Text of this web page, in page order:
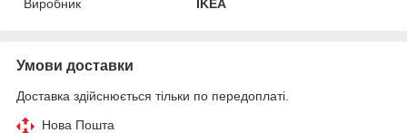
Виробник
IKEA
Умови доставки
Доставка здійснюється тільки по передоплаті.
Нова Пошта